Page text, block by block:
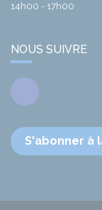
14h00 - 17h00
NOUS SUIVRE
Facebook
S'abonner à